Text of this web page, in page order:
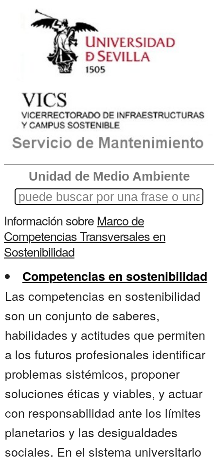
Unidad de Medio Ambiente
Información sobreMarco de
Competencias Transversales en
Sostenibilidad
Competencias en sostenibilidad
Las competencias en sostenibilidad
son un conjunto de saberes,
habilidades y actitudes que permiten
a los futuros profesionales identificar
problemas sistémicos, proponer
soluciones éticas y viables, y actuar
con responsabilidad ante los límites
planetarios y las desigualdades
sociales. En el sistema universitario